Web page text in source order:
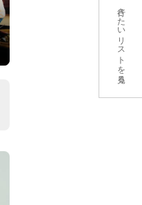
行きたいリストを見る